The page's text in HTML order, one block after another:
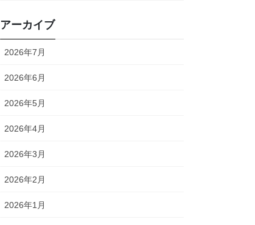
アーカイブ
2026年7月
2026年6月
2026年5月
2026年4月
2026年3月
2026年2月
2026年1月